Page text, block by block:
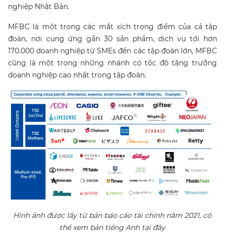
nghiệp Nhật Bản.
MFBC là một trong các mắt xích trọng điểm của cả tập
đoàn, nơi cung ứng gần 30 sản phẩm, dịch vụ tới hơn
170.000 doanh nghiệp từ SMEs đến các tập đoàn lớn, MFBC
cũng là một trong những nhánh có tốc độ tăng trưởng
doanh nghiệp cao nhất trong tập đoàn.
Hình ảnh được lấy từ bản báo cáo tài chính năm 2021, có
thể xem bản tiếng Anh tại đây